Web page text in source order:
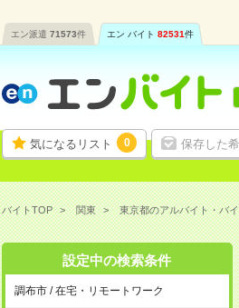
エン派遣 71573件 エン バイト 82531件
気になるリスト 0 保存した
バイトTOP 関東 東京都のアルバイト・バ
設定中の検索条件
調布市 / 在宅・リモートワーク